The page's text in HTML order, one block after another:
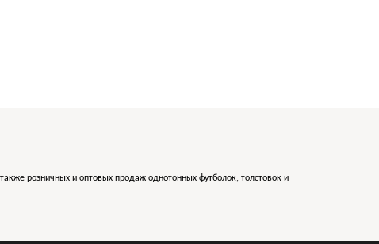
розничных и оптовых продаж однотонных футболок, толстовок и